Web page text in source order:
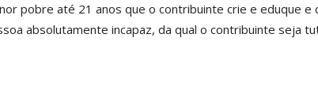
pobre até 21 anos que o contribuinte crie e eduque e
absolutamente incapaz, da qual o contribuinte seja